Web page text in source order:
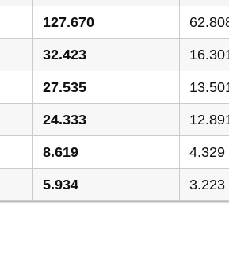
127.670
32.423
27.535
24.333
8.619 4.329
5.934 3.223